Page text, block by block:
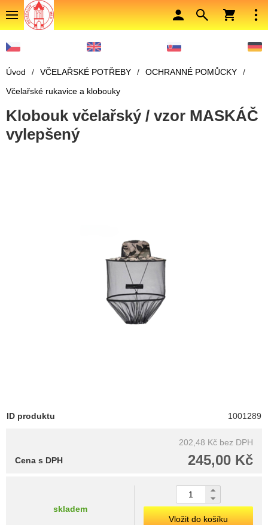
Úvod / VČELAŘSKÉ POTŘEBY / OCHRANNÉ POMŮCKY
/
Včelařské rukavice a klobouky
Klobouk včelařský / vzor MASKÁČ
vylepšený
ID produktu 1001289
202,48 Kč bez DPH
245,00 Kč
Cena s DPH
skladem
Vložit do košíku